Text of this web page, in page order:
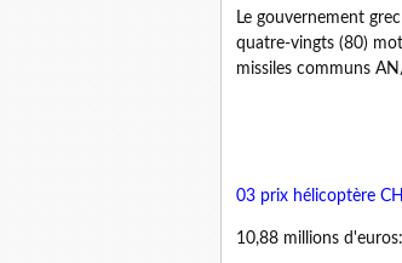
Le gouvernement
quatre-vingts (80)
missiles communs
03 prix hélicoptère
10,88 millions